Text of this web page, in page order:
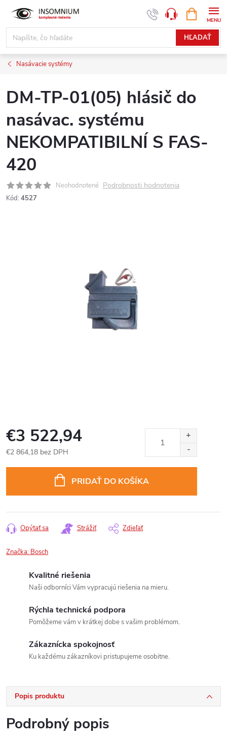
obsah
HĽADAŤ
KOŠÍK
Nasávacie systémy
DM-TP-01(05) hlásič do
nasávac. systému
NEKOMPATIBILNÍ S FAS-
420
Neohodnotené Podrobnosti hodnotenia
Kód: 4527
€3 522,94
€2 864,18 bez DPH
PRIDAŤ DO KOŠÍKA
Opýtať sa Strážiť Zdieľať
Značka: Bosch
Kvalitné riešenia
Naši odborníci Vám vypracujú riešenia na mieru.
Rýchla technická podpora
Pomôžeme vám v krátkej dobe s vašim problémom.
Zákaznícka spokojnosť
Ku každému zákazníkovi pristupujeme osobitne.
Popis produktu
Podrobný popis
www.insomnium.sk - Chat